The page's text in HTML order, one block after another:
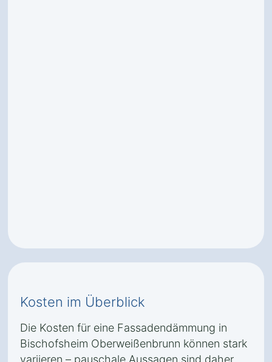
Kosten im Überblick
Die Kosten für eine Fassadendämmung in
Bischofsheim Oberweißenbrunn können stark
variieren – pauschale Aussagen sind daher